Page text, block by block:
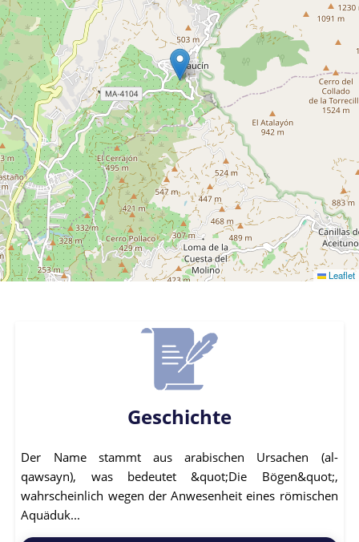
Leaflet
Geschichte
Der Name stammt aus arabischen Ursachen (al-
qawsayn), was bedeutet &quot;Die Bögen&quot;,
wahrscheinlich wegen der Anwesenheit eines römischen
Aquäduk...